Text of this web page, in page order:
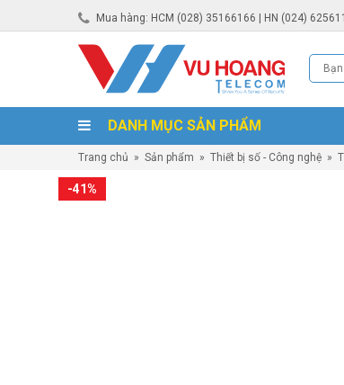
Mua hàng: HCM (028) 35166166 | HN (024)
DANH MỤC SẢN PHẨM
Trang chủ » Sản phẩm » Thiết bị số - Công nghệ »
-41%